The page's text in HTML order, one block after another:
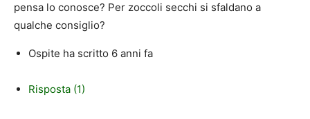
pensa lo conosce? Per zoccoli secchi si sfaldano a
qualche consiglio?
Ospite ha scritto 6 anni fa
Risposta (1)